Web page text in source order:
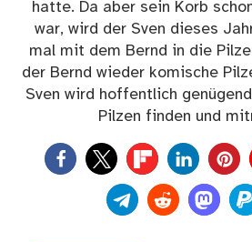
hatte. Da aber sein Korb
war, wird der Sven dieses
mal mit dem Bernd in die
der Bernd wieder komische
Sven wird hoffentlich
Pilzen finden und
0